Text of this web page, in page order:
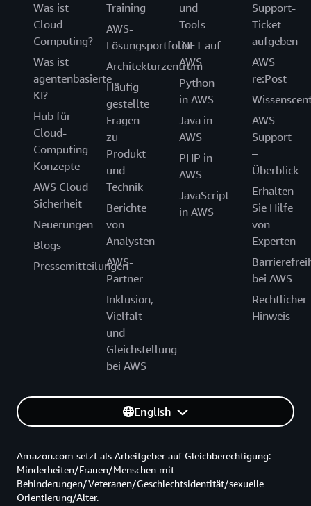
Was ist
Cloud
Computing?
Was ist
agentenbasierte
KI?
Hub für
Cloud-
Computing-
Konzepte
AWS Cloud
Sicherheit
Neuerungen
Blogs
Pressemitteilungen
Training
AWS-
Lösungsportfolio
Architekturzentrum
Häufig
gestellte
Fragen
zu
Produkt
und
Technik
Berichte
von
Analysten
AWS-
Partner
Inklusion,
Vielfalt
und
Gleichstellung
bei AWS
und
Tools
.NET auf
AWS
Python
in AWS
Java in
AWS
PHP in
AWS
JavaScript
in AWS
Support-
Ticket
aufgeben
AWS
re:Post
AWS
Support
–
Überblick
Erhalten
Sie Hilfe
von
Experten
bei AWS
Rechtlicher
Hinweis
English
Amazon.com setzt als Arbeitgeber auf Gleichberechtigung:
Minderheiten/Frauen/Menschen mit
Behinderungen/Veteranen/Geschlechtsidentität/sexuelle
Orientierung/Alter.